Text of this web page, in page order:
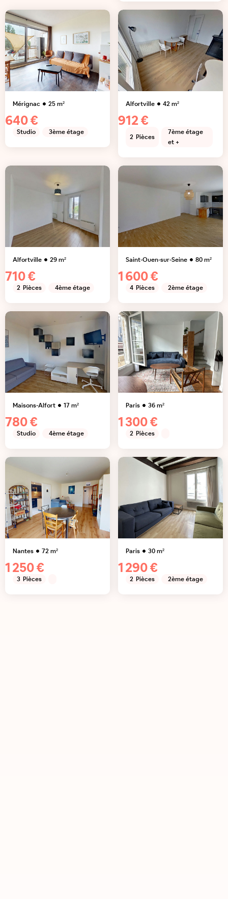
Mérignac 25m²
640 €
Studio 3ème étage
Alfortville 42m²
912 €
2 Pièces
7ème étage
et +
Alfortville 29m²
710 €
2 Pièces 4ème étage
Saint-Ouen-sur-Seine 80m²
1 600 €
4 Pièces 2ème étage
Maisons-Alfort 17m²
780 €
Studio 4ème étage
Paris 36m²
1 300 €
2 Pièces
Nantes 72m²
1 250 €
3 Pièces
Paris 30m²
1 290 €
2 Pièces 2ème étage